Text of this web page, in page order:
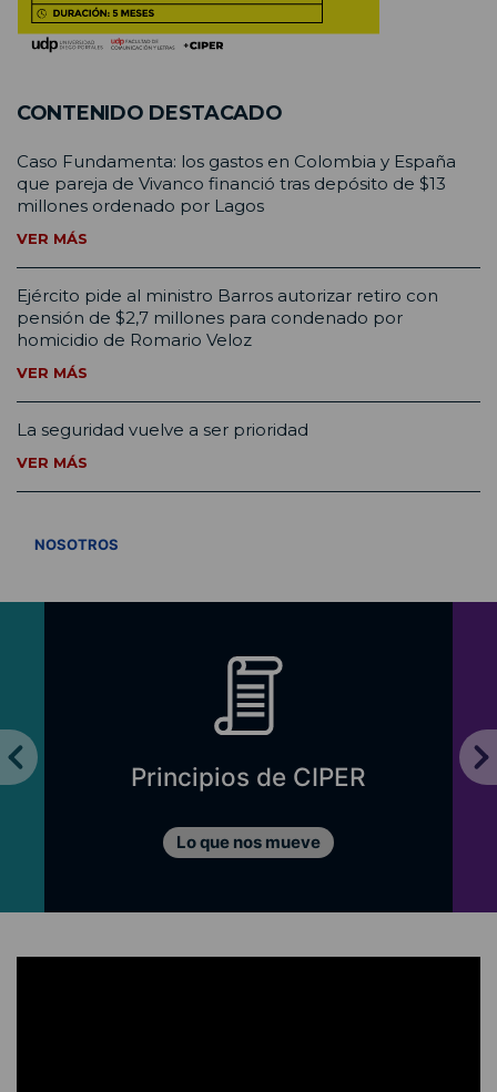
CONTENIDO DESTACADO
Caso Fundamenta: los gastos en Colombia y España
que pareja de Vivanco financió tras depósito de $13
millones ordenado por Lagos
VER MÁS
Ejército pide al ministro Barros autorizar retiro con
pensión de $2,7 millones para condenado por
homicidio de Romario Veloz
VER MÁS
La seguridad vuelve a ser prioridad
VER MÁS
NOSOTROS
Principios de CIPER
Lo que nos mueve